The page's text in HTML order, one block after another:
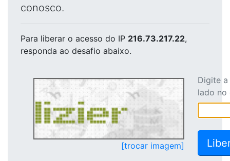
conosco.
Para liberar o acesso do IP 216.73.217.22,
responda ao desafio abaixo.
[trocar imagem]
Digite
lado no